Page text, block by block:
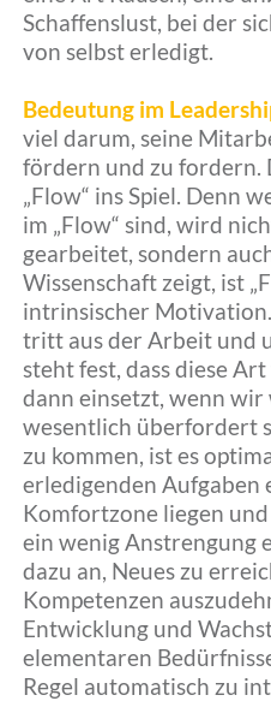
Aktuelles
Kontakt
Home
Schaffenslust, bei der
von selbst erledigt.
Bedeutung im
viel darum, seine
fördern und zu fordern.
„Flow“ ins Spiel. Denn
im „Flow“ sind, wird
gearbeitet, sondern
Wissenschaft zeigt, ist
intrinsischer
tritt aus der Arbeit und
steht fest, dass diese
dann einsetzt, wenn
wesentlich überfordert
zu kommen, ist es
erledigenden Aufgaben
Komfortzone liegen
ein wenig Anstrengung
dazu an, Neues zu
Kompetenzen
Entwicklung und
elementaren
Regel automatisch zu